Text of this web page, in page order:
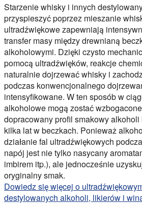
Starzenie whisky i innych
przyspieszyć poprzez mieszanie
ultradźwiękowe zapewniają
transfer masy między drewnianą
alkoholowymi. Dzięki czysto
pomocą ultradźwięków, reakcje
naturalnie dojrzewać whisky i
podczas konwencjonalnego
intensyfikowane. W ten sposób w
alkoholowe mogą zostać
dopracowany profil smakowy
kilka lat w beczkach. Ponieważ
działanie fal ultradźwiękowych
napój jest nie tylko nasycany
imbirem itp.), ale jednocześnie
oryginalny smak.
Dowiedz się więcej o
destylowanych alkoholi, likierów i